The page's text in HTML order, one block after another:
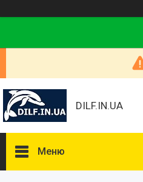
DILF.IN.UA
Меню